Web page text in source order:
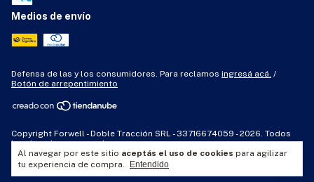
Al navegar por este sitio aceptás el uso de cookies para agilizar
tu experiencia de compra.
Entendido
Medios de envío
Defensa de las y los consumidores. Para reclamos ingresá acá. /
Botón de arrepentimiento
Copyright Forwell - Doble Tracción SRL - 33716674059 - 2026. Todos
los derechos reservados.